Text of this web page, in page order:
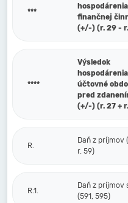
***
finančnej
(+/-) (r. 29 -
****
Výsledok
účtovné
pred
(+/-) (r. 27 +
R.
Daň z príjmov
r. 59)
R.1.
Daň z príjmov
(591, 595)